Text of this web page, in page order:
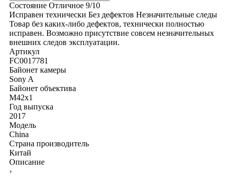
Состояние Отличное 9/10
Исправен технически Без дефектов Незначительные следы
Товар без каких-либо дефектов, технически полностью
исправен. Возможно присутствие совсем незначительных
внешних следов эксплуатации.
Артикул
FC0017781
Байонет камеры
Sony A
Байонет объектива
M42x1
Год выпуска
2017
Модель
China
Страна производитель
Китай
Описание
›